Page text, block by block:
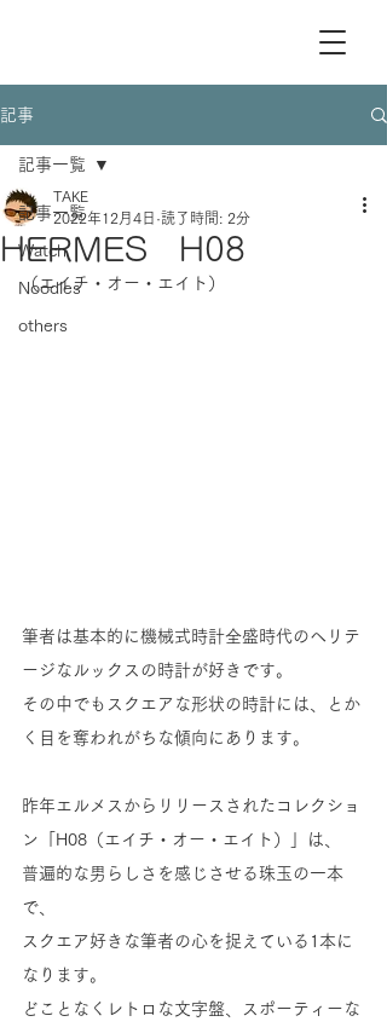
記事
記事一覧
Watch
Noodles
others
記事一覧
HERMES H08
TAKE
2022年12月4日 読了時間: 2分
（エイチ・オー・エイト）
筆者は基本的に機械式時計全盛時代のヘリテ
ージなルックスの時計が好きです。
その中でもスクエアな形状の時計には、とか
く目を奪われがちな傾向にあります。
昨年エルメスからリリースされたコレクショ
ン「H08（エイチ・オー・エイト）」は、
普遍的な男らしさを感じさせる珠玉の一本
で、
スクエア好きな筆者の心を捉えている1本に
なります。
どことなくレトロな文字盤、スポーティーな